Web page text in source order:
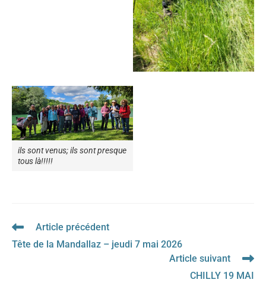
ils sont venus; ils sont presque
tous là!!!!!
Read
more
articles
Article précédent
Tête de la Mandallaz – jeudi 7 mai 2026
Article suivant
CHILLY 19 MAI